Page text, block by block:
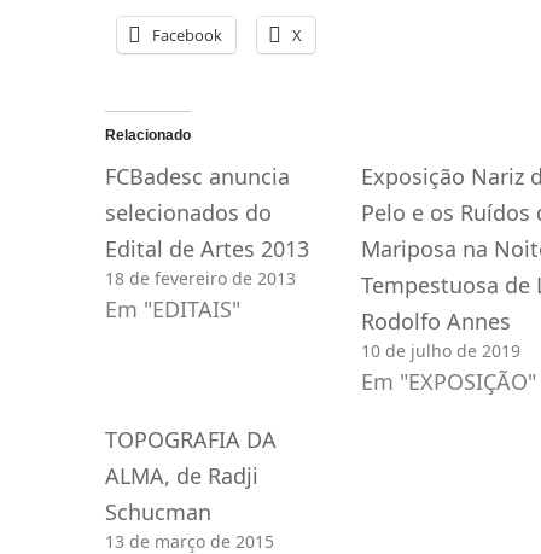
Facebook X
Relacionado
FCBadesc anuncia
selecionados do
Edital de Artes 2013
18 de fevereiro de 2013
Em "EDITAIS"
Exposição Nariz
Pelo e os Ruídos
Mariposa na
Tempestuosa de
Rodolfo Annes
10 de julho de 2019
Em "EXPOSIÇÃO"
TOPOGRAFIA DA
ALMA, de Radji
Schucman
13 de março de 2015